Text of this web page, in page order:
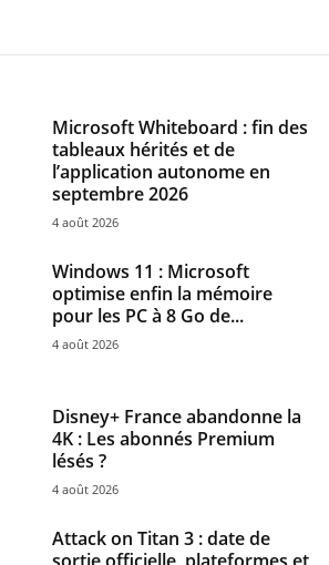
Microsoft Whiteboard : fin des
tableaux hérités et de
l’application autonome en
septembre 2026
4 août 2026
Windows 11 : Microsoft
optimise enfin la mémoire
pour les PC à 8 Go de...
4 août 2026
Disney+ France abandonne la
4K : Les abonnés Premium
lésés ?
4 août 2026
Attack on Titan 3 : date de